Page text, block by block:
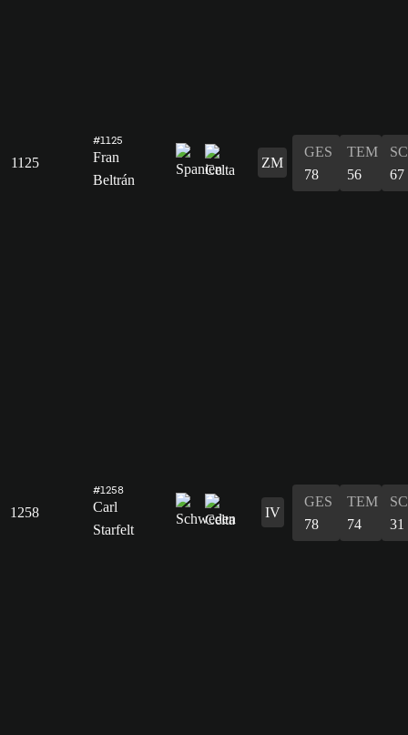
1125
#1125
Fran
Beltrán
ZM
GES
78
TEM
56
67
1258
#1258
Carl
Starfelt
IV
GES
78
TEM
74
31